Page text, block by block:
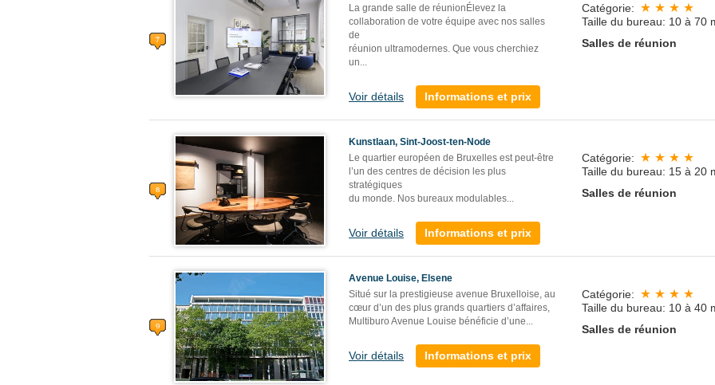
La grande salle de réunionÉlevez la
collaboration de votre équipe avec nos salles
de
réunion ultramodernes. Que vous cherchiez
un...
Voir détails Informations et prix
Catégorie:
Taille du bureau: 10 à 70
Salles de réunion
Kunstlaan, Sint-Joost-ten-Node
Le quartier européen de Bruxelles est peut-être
l’un des centres de décision les plus
stratégiques
du monde. Nos bureaux modulables...
Voir détails Informations et prix
Catégorie:
Taille du bureau: 15 à 20
Salles de réunion
Avenue Louise, Elsene
Situé sur la prestigieuse avenue Bruxelloise, au
cœur d’un des plus grands quartiers d’affaires,
Multiburo Avenue Louise bénéficie d’une...
Voir détails Informations et prix
Catégorie:
Taille du bureau: 10 à 40
Salles de réunion